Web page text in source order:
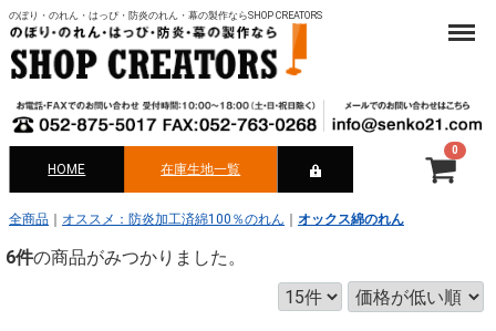
のぼり・のれん・はっぴ・防炎のれん・幕の製作ならSHOP CREATORS
HOME 在庫生地一覧
Menu
全商品 オススメ：防炎加工済綿100％のれん オックス綿のれん
6件の商品がみつかりました。
0